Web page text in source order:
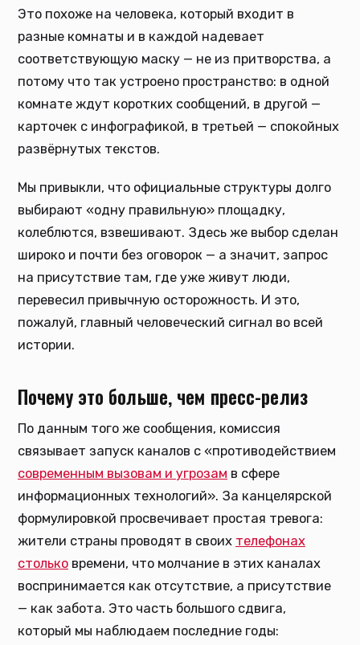
Это похоже на человека, который входит в
разные комнаты и в каждой надевает
соответствующую маску — не из притворства, а
потому что так устроено пространство: в одной
комнате ждут коротких сообщений, в другой —
карточек с инфографикой, в третьей — спокойных
развёрнутых текстов.
Мы привыкли, что официальные структуры долго
выбирают «одну правильную» площадку,
колеблются, взвешивают. Здесь же выбор сделан
широко и почти без оговорок — а значит, запрос
на присутствие там, где уже живут люди,
перевесил привычную осторожность. И это,
пожалуй, главный человеческий сигнал во всей
истории.
Почему это больше, чем пресс-релиз
По данным того же сообщения, комиссия
связывает запуск каналов с «противодействием
современным вызовам и угрозам в сфере
информационных технологий». За канцелярской
формулировкой просвечивает простая тревога:
жители страны проводят в своих телефонах
столько времени, что молчание в этих каналах
воспринимается как отсутствие, а присутствие
— как забота. Это часть большого сдвига,
который мы наблюдаем последние годы: